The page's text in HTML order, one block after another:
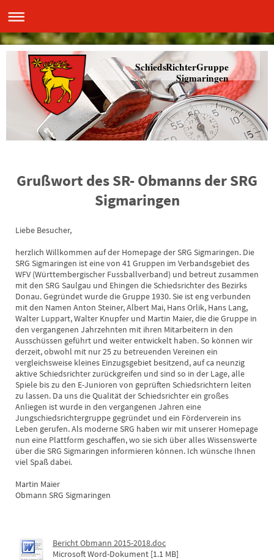
SchiedsRichterGruppe
Sigmaringen
Grußwort des SR- Obmanns der SRG
Sigmaringen
Liebe Besucher,
herzlich Willkommen auf der Homepage der SRG Sigmaringen. Die
SRG Sigmaringen ist eine von 41 Gruppen im Verbandsgebiet des
WFV (Württembergischer Fussballverband) und betreut zusammen
mit den SRG Saulgau und Ehingen die Schiedsrichter des Bezirks
Donau. Gegründet wurde die Gruppe 1930. Sie ist eng verbunden
mit den Namen Anton Steiner, Albert Mai, Hans Orlik, Hans Lang,
Walter Luppart, Walter Knupfer und Martin Maier, die die Gruppe in
den vergangenen Jahrzehnten mit ihren Mitarbeitern in den
Ausschüssen geführt und weiter entwickelt haben. So können wir
derzeit, obwohl mit nur 25 zu betreuenden Vereinen ein
vergleichsweise kleines Einzugsgebiet besitzend, auf ca neunzig
aktive Schiedsrichter zurückgreifen und sind so in der Lage, alle
Spiele bis zu den E-Junioren von geprüften Schiedsrichtern leiten
zu lassen. Da uns die Qualität der Schiedsrichter ein großes
Anliegen ist wurde in den vergangenen Jahren eine
Jungschiedsrichtergruppe gegründet und ein Förderverein ins
Leben gerufen. Als moderne SRG haben wir mit unserer Homepage
nun eine Plattform geschaffen, wo sie sich über alles Wissenswerte
über die SRG Sigmaringen informieren können. Ich wünsche Ihnen
viel Spaß dabei.
Martin Maier
Obmann SRG Sigmaringen
Bericht Obmann 2015-2018.doc
Microsoft Word-Dokument [1.1 MB]